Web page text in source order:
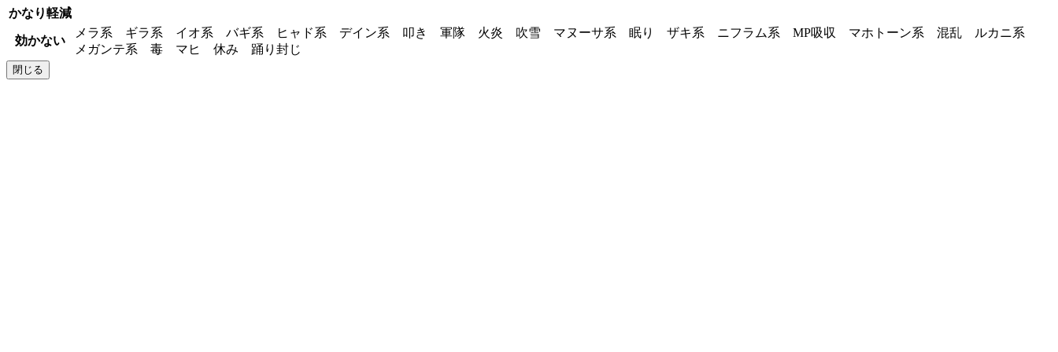
かなり軽減
効かない
メラ系 ギラ系 イオ系 バギ系 ヒャド系 デイン系 叩き 軍隊 火炎 吹雪 マヌーサ系 眠り ザキ系 ニフラム系 MP吸収 マホトーン系 混乱 ルカニ系
メガンテ系 毒 マヒ 休み 踊り封じ
閉じる